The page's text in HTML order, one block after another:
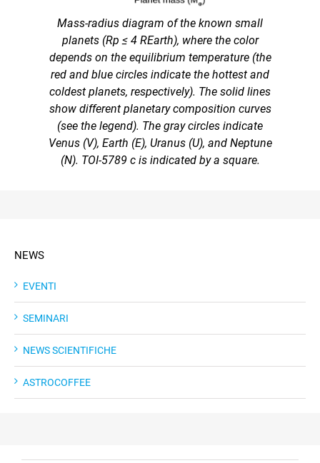
Mass-radius diagram of the known small
planets (Rp ≤ 4 REarth), where the color
depends on the equilibrium temperature (the
red and blue circles indicate the hottest and
coldest planets, respectively). The solid lines
show different planetary composition curves
(see the legend). The gray circles indicate
Venus (V), Earth (E), Uranus (U), and Neptune
(N). TOI-5789 c is indicated by a square.
NEWS
EVENTI
SEMINARI
NEWS SCIENTIFICHE
ASTROCOFFEE